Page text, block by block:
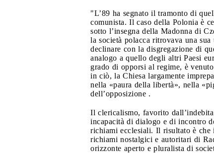
"L’89 ha segnato il tramonto di
comunista. Il caso della Polonia è
sotto l’insegna della Madonna di
la società polacca ritrovava una
declinare con la disgregazione di
analogo a quello degli altri Paesi
grado di opporsi al regime, è
in ciò, la Chiesa largamente
nella «paura della libertà», nella
dell’opposizione .
Il clericalismo, favorito
incapacità di dialogo e di incontro
richiami ecclesiali. Il risultato è che
richiami nostalgici e autoritari di
orizzonte aperto e pluralista di